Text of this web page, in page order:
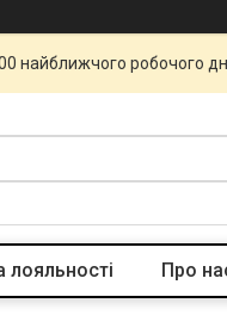
найближчого робочого
лояльності Про